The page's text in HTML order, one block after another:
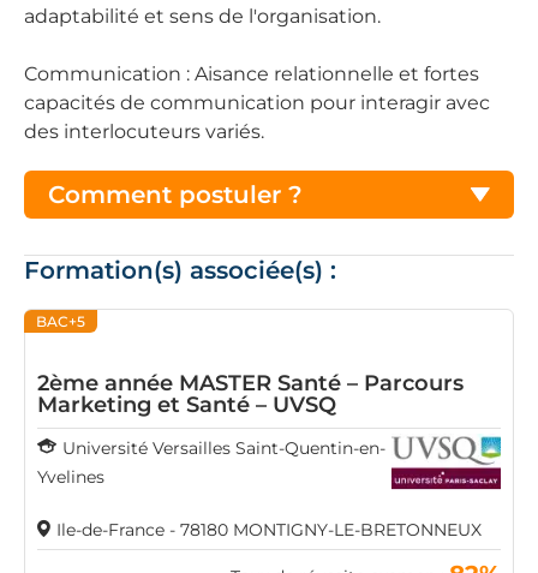
adaptabilité et sens de l'organisation.
Communication : Aisance relationnelle et fortes
capacités de communication pour interagir avec
des interlocuteurs variés.
Comment postuler ?
Formation(s) associée(s) :
BAC+5
2ème année MASTER Santé – Parcours
Marketing et Santé – UVSQ
Université Versailles Saint-Quentin-en-
Yvelines
Ile-de-France - 78180 MONTIGNY-LE-BRETONNEUX